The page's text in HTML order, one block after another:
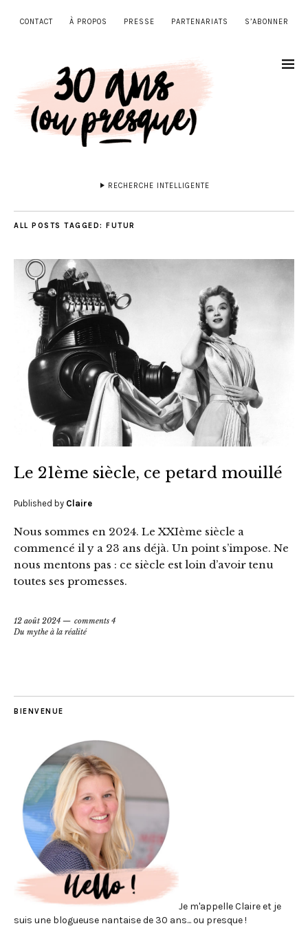
CONTACT À PROPOS PRESSE PARTENARIATS S’ABONNER
RECHERCHE INTELLIGENTE
ALL POSTS TAGGED: FUTUR
Le 21ème siècle, ce petard mouillé
Published by Claire
Nous sommes en 2024. Le XXIème siècle a
commencé il y a 23 ans déjà. Un point s’impose. Ne
nous mentons pas : ce siècle est loin d’avoir tenu
toutes ses promesses.
12 août 2024
comments 4
Du mythe à la réalité
BIENVENUE
Je m'appelle Claire et je
suis une blogueuse nantaise de 30 ans... ou presque !